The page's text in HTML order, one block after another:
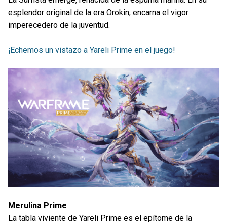
esplendor original de la era Orokin, encarna el vigor
imperecedero de la juventud.
¡Echemos un vistazo a Yareli Prime en el juego!
Merulina Prime
La tabla viviente de Yareli Prime es el epítome de la